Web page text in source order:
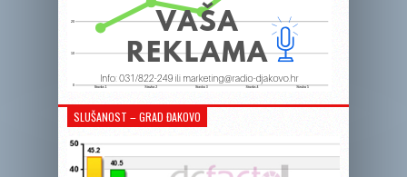
SLUŠANOST – GRAD ĐAKOVO